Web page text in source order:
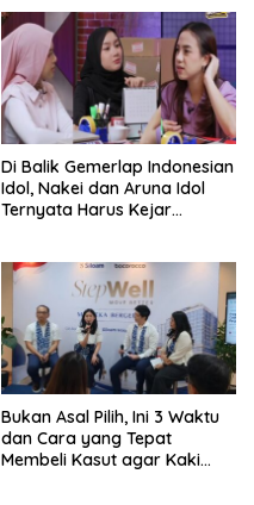
Di Balik Gemerlap Indonesian
Idol, Nakei dan Aruna Idol
Ternyata Harus Kejar
Bukan Asal Pilih, Ini 3 Waktu
dan Cara yang Tepat
Membeli Kasut agar Kaki